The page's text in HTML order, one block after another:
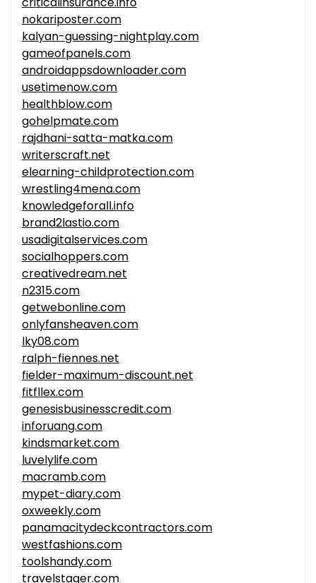
nokariposter.com
kalyan-guessing-nightplay.com
gameofpanels.com
androidappsdownloader.com
usetimenow.com
healthblow.com
gohelpmate.com
rajdhani-satta-matka.com
writerscraft.net
elearning-childprotection.com
wrestling4mena.com
knowledgeforall.info
brand2lastio.com
usadigitalservices.com
socialhoppers.com
creativedream.net
n2315.com
getwebonline.com
onlyfansheaven.com
lky08.com
ralph-fiennes.net
fielder-maximum-discount.net
fitfllex.com
genesisbusinesscredit.com
inforuang.com
kindsmarket.com
luvelylife.com
macramb.com
mypet-diary.com
oxweekly.com
panamacitydeckcontractors.com
westfashions.com
toolshandy.com
travelstager.com